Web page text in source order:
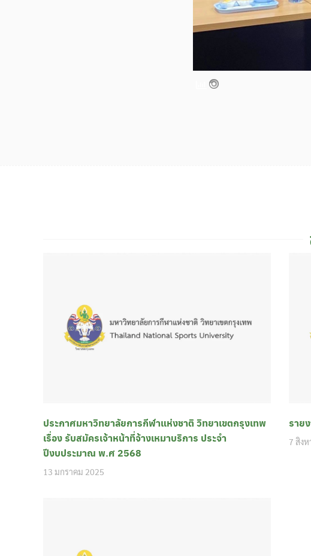
ประกาศมหาวิทยาลัยการกีฬาแห่งชาติ วิทยาเขตกรุงเทพ
เรื่อง รับสมัครเจ้าหน้าที่จ้างเหมาบริการ ประจำ
ปีงบประมาณ พ.ศ 2568
13 มกราคม 2025
ราย
7 สิง